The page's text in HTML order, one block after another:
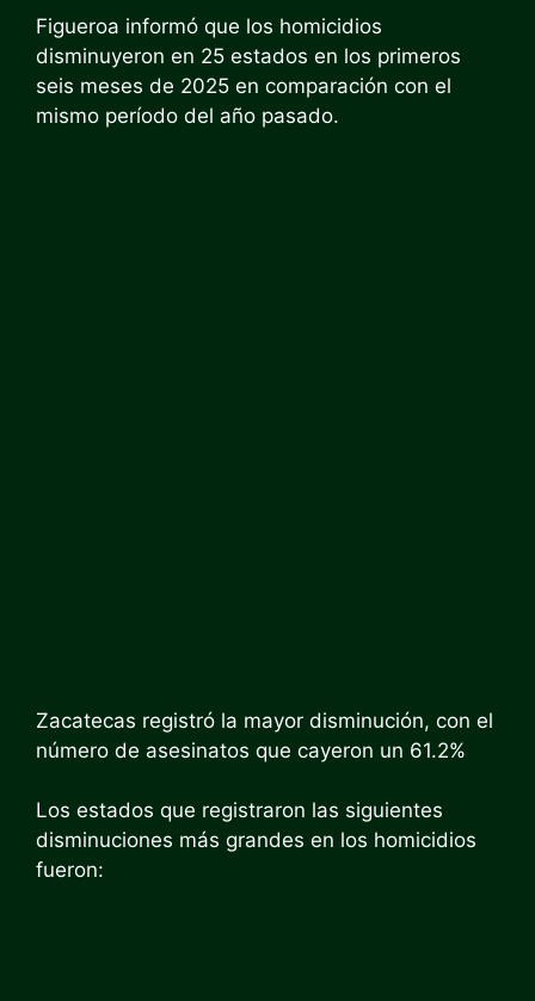
Figueroa informó que los homicidios
disminuyeron en 25 estados en los primeros
seis meses de 2025 en comparación con el
mismo período del año pasado.
Zacatecas registró la mayor disminución, con el
número de asesinatos que cayeron un 61.2%
Los estados que registraron las siguientes
disminuciones más grandes en los homicidios
fueron: